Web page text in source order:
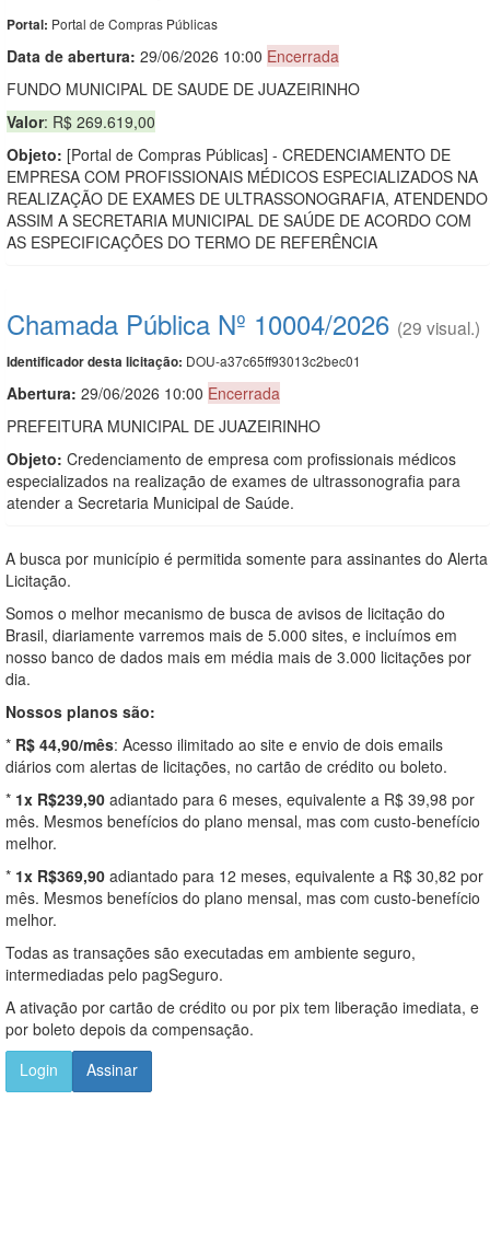
Portal: Portal de Compras Públicas
Data de abertura: 29/06/2026 10:00 Encerrada
FUNDO MUNICIPAL DE SAUDE DE JUAZEIRINHO
Valor: R$ 269.619,00
Objeto: [Portal de Compras Públicas] - CREDENCIAMENTO DE
EMPRESA COM PROFISSIONAIS MÉDICOS ESPECIALIZADOS NA
REALIZAÇÃO DE EXAMES DE ULTRASSONOGRAFIA, ATENDENDO
ASSIM A SECRETARIA MUNICIPAL DE SAÚDE DE ACORDO COM
AS ESPECIFICAÇÕES DO TERMO DE REFERÊNCIA
Chamada Pública Nº 10004/2026 (29 visual.)
Identificador desta licitação: DOU-a37c65ff93013c2bec01
Abertura: 29/06/2026 10:00 Encerrada
PREFEITURA MUNICIPAL DE JUAZEIRINHO
Objeto: Credenciamento de empresa com profissionais médicos
especializados na realização de exames de ultrassonografia para
atender a Secretaria Municipal de Saúde.
A busca por município é permitida somente para assinantes do Alerta
Licitação.
Somos o melhor mecanismo de busca de avisos de licitação do
Brasil, diariamente varremos mais de 5.000 sites, e incluímos em
nosso banco de dados mais em média mais de 3.000 licitações por
dia.
Nossos planos são:
* R$ 44,90/mês: Acesso ilimitado ao site e envio de dois emails
diários com alertas de licitações, no cartão de crédito ou boleto.
* 1x R$239,90 adiantado para 6 meses, equivalente a R$ 39,98 por
mês. Mesmos benefícios do plano mensal, mas com custo-benefício
melhor.
* 1x R$369,90 adiantado para 12 meses, equivalente a R$ 30,82 por
mês. Mesmos benefícios do plano mensal, mas com custo-benefício
melhor.
Todas as transações são executadas em ambiente seguro,
intermediadas pelo pagSeguro.
A ativação por cartão de crédito ou por pix tem liberação imediata, e
por boleto depois da compensação.
Login
Assinar